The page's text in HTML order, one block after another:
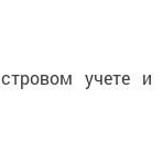
учете и